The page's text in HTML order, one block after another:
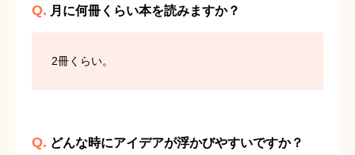
Q. 月に何冊くらい本を読みますか？
2冊くらい。
Q. どんな時にアイデアが浮かびやすいですか？